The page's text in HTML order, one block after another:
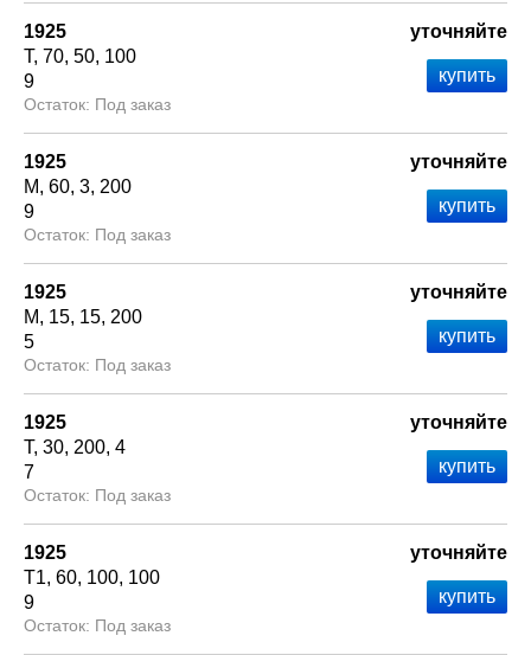
1925
Т 70 50 100
9
Под заказ
уточняйте
1925
М 60 3 200
9
Под заказ
уточняйте
1925
М
15 15 200
5
Под заказ
уточняйте
1925
Т 30 200 4
7
Под заказ
уточняйте
1925
Т1 60 100 100
9
Под заказ
уточняйте